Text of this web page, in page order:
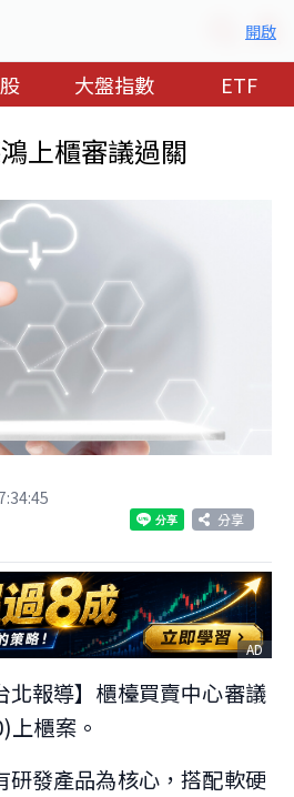
開啟
大盤指數 ETF
上櫃審議過關
分享
AD
北報導】櫃檯買賣中心審議
櫃案。
研發產品為核心，搭配軟硬